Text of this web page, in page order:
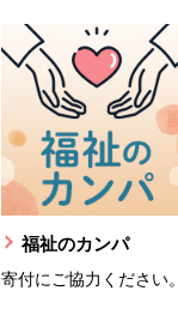
福祉のカンパ
寄付にご協力ください。